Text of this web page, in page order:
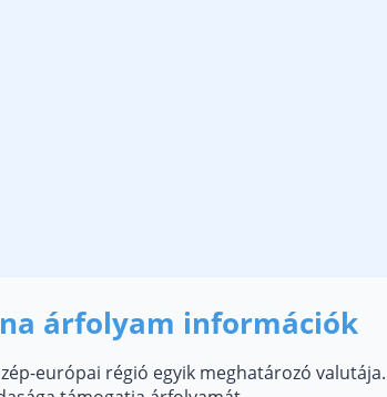
árfolyam információk
európai régió egyik meghatározó